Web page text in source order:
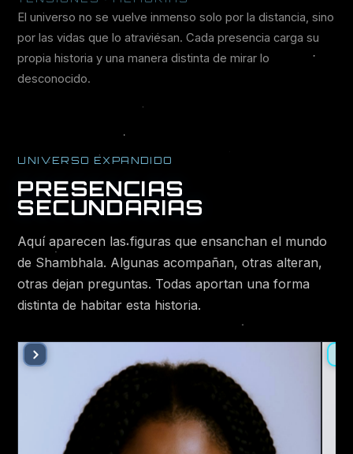
El universo no se vuelve inmenso solo por la distancia, sino
por las vidas que lo atraviesan. Cada presencia carga su
propia historia y una manera distinta de mirar lo
desconocido.
UNIVERSO EXPANDIDO
PRESENCIAS
SECUNDARIAS
Aquí aparecen las figuras que ensanchan el mundo
de Shambhala. Algunas acompañan, otras alteran,
otras dejan preguntas. Todas aportan una forma
distinta de habitar esta historia.